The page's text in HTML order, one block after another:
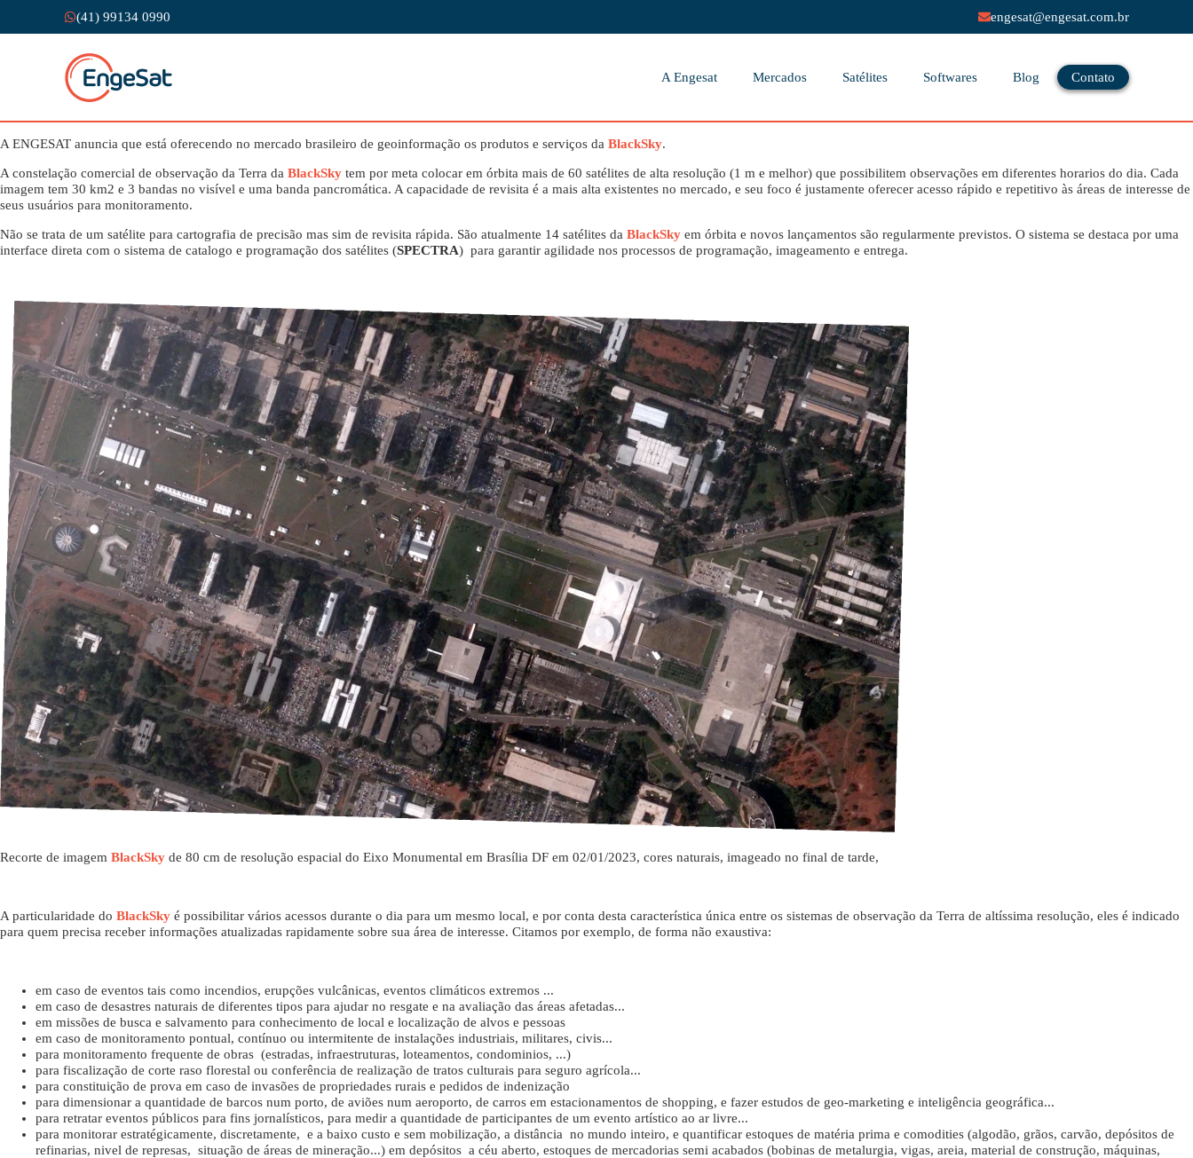
(41) 99134 0990 engesat@engesat.com.br
A Engesat Mercados Satélites Softwares Blog Contato
A ENGESAT anuncia que está oferecendo no mercado brasileiro de geoinformação os produtos e serviços da BlackSky.
A constelação comercial de observação da Terra da BlackSky tem por meta colocar em órbita mais de 60 satélites de alta resolução (1 m e melhor) que possibilitem observações em diferentes horarios do dia. Cada
imagem tem 30 km2 e 3 bandas no visível e uma banda pancromática. A capacidade de revisita é a mais alta existentes no mercado, e seu foco é justamente oferecer acesso rápido e repetitivo às áreas de interesse de
seus usuários para monitoramento.
Não se trata de um satélite para cartografia de precisão mas sim de revisita rápida. São atualmente 14 satélites da BlackSky em órbita e novos lançamentos são regularmente previstos. O sistema se destaca por uma
interface direta com o sistema de catalogo e programação dos satélites (SPECTRA) para garantir agilidade nos processos de programação, imageamento e entrega.
Recorte de imagem BlackSky de 80 cm de resolução espacial do Eixo Monumental em Brasília DF em 02/01/2023, cores naturais, imageado no final de tarde,
A particularidade do BlackSky é possibilitar vários acessos durante o dia para um mesmo local, e por conta desta característica única entre os sistemas de observação da Terra de altíssima resolução, eles é indicado
para quem precisa receber informações atualizadas rapidamente sobre sua área de interesse. Citamos por exemplo, de forma não exaustiva:
em caso de eventos tais como incendios, erupções vulcânicas, eventos climáticos extremos ...
em caso de desastres naturais de diferentes tipos para ajudar no resgate e na avaliação das áreas afetadas...
em missões de busca e salvamento para conhecimento de local e localização de alvos e pessoas
em caso de monitoramento pontual, contínuo ou intermitente de instalações industriais, militares, civis...
para monitoramento frequente de obras (estradas, infraestruturas, loteamentos, condominios, ...)
para fiscalização de corte raso florestal ou conferência de realização de tratos culturais para seguro agrícola...
para constituição de prova em caso de invasões de propriedades rurais e pedidos de indenização
para dimensionar a quantidade de barcos num porto, de aviões num aeroporto, de carros em estacionamentos de shopping, e fazer estudos de geo-marketing e inteligência geográfica...
para retratar eventos públicos para fins jornalísticos, para medir a quantidade de participantes de um evento artístico ao ar livre...
para monitorar estratégicamente, discretamente, e a baixo custo e sem mobilização, a distância no mundo inteiro, e quantificar estoques de matéria prima e comodities (algodão, grãos, carvão, depósitos de
refinarias, nivel de represas, situação de áreas de mineração...) em depósitos a céu aberto, estoques de mercadorias semi acabados (bobinas de metalurgia, vigas, areia, material de construção, máquinas,